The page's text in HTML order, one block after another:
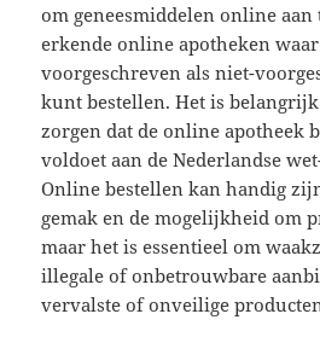
om geneesmiddelen online
erkende online apotheken
voorgeschreven als niet-
kunt bestellen. Het is
zorgen dat de online apotheek
voldoet aan de Nederlandse
Online bestellen kan handig
gemak en de mogelijkheid om
maar het is essentieel om
illegale of onbetrouwbare
vervalste of onveilige